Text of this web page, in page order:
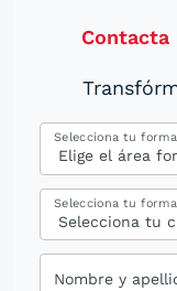
Selecciona tu
Selecciona tu
Nombre y